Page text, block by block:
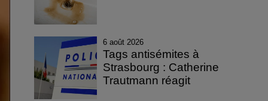
6 août 2026
Tags antisémites à
Strasbourg : Catherine
Trautmann réagit